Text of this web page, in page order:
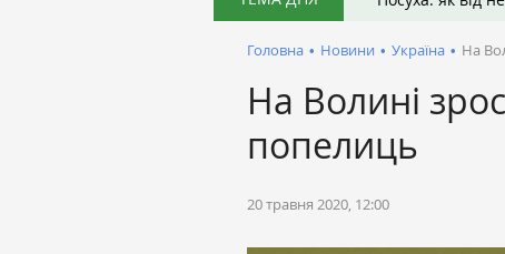
Головна • Новини • Україна • На
На Волині
попелиць
20 травня 2020, 12:00